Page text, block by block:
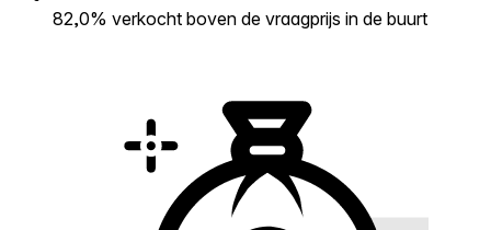
82,0% verkocht boven de vraagprijs in de buurt